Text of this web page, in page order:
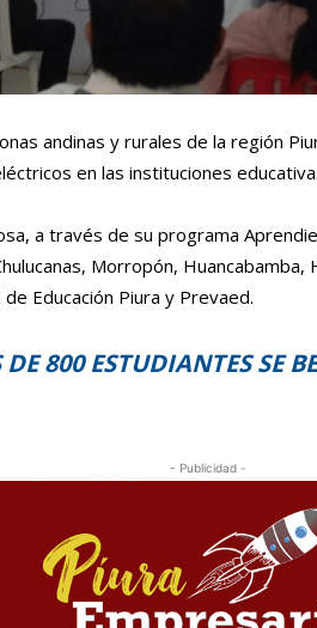
andinas y rurales de la región
en las instituciones
a través de su programa
Morropón,
Educación Piura y Prevaed.
800 ESTUDIANTES SE
- Publicidad -